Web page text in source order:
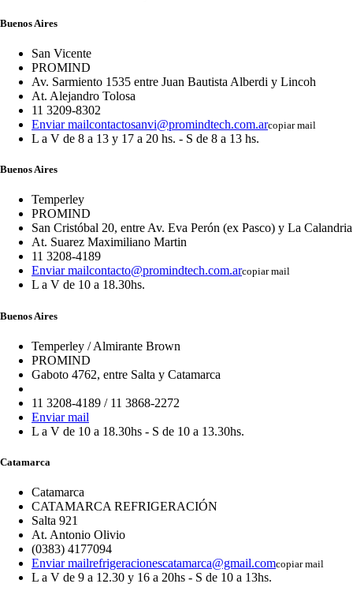
Buenos Aires
San Vicente
PROMIND
Av. Sarmiento 1535 entre Juan Bautista Alberdi y Lincoh
At. Alejandro Tolosa
11 3209-8302
Enviar mailcontactosanvi@promindtech.com.arcopiar mail
L a V de 8 a 13 y 17 a 20 hs. - S de 8 a 13 hs.
Buenos Aires
Temperley
PROMIND
San Cristóbal 20, entre Av. Eva Perón (ex Pasco) y La Calandria
At. Suarez Maximiliano Martin
11 3208-4189
Enviar mailcontacto@promindtech.com.arcopiar mail
L a V de 10 a 18.30hs.
Buenos Aires
Temperley / Almirante Brown
PROMIND
Gaboto 4762, entre Salta y Catamarca
11 3208-4189 / 11 3868-2272
Enviar mail
L a V de 10 a 18.30hs - S de 10 a 13.30hs.
Catamarca
Catamarca
CATAMARCA REFRIGERACIÓN
Salta 921
At. Antonio Olivio
(0383) 4177094
Enviar mailrefrigeracionescatamarca@gmail.comcopiar mail
L a V de 9 a 12.30 y 16 a 20hs - S de 10 a 13hs.